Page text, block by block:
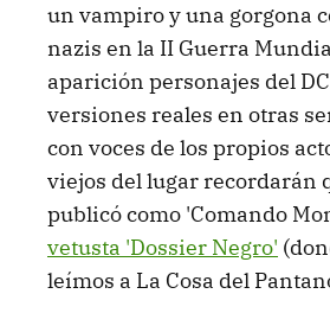
un vampiro y una gorgona
nazis en la II Guerra
aparición personajes del
versiones reales en otras
con voces de los propios
viejos del lugar recordarán
publicó como 'Comando
vetusta 'Dossier Negro'
leímos a La Cosa del